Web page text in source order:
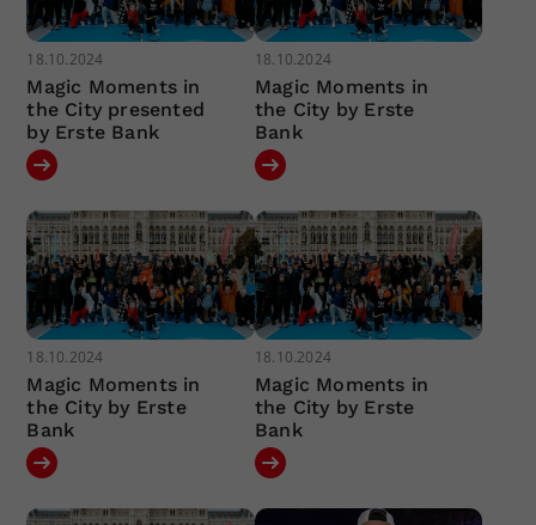
18.10.2024
Magic Moments in
the City presented
by Erste Bank
18.10.2024
Magic Moments in
the City by Erste
Bank
18.10.2024
Magic Moments in
the City by Erste
Bank
18.10.2024
Magic Moments in
the City by Erste
Bank